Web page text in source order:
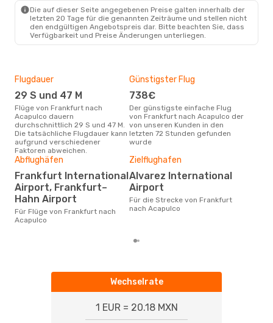
2 Zwischenstopps
FRA- ACA
Aeromexico
2 Zwischenstopps
ACA- FRA
Die auf dieser Seite angegebenen Preise galten innerhalb der
letzten 20 Tage für die genannten Zeiträume und stellen nicht
den endgültigen Angebotspreis dar. Bitte beachten Sie, dass
Verfügbarkeit und Preise Änderungen unterliegen.
Flugdauer
29 S und 47 M
Flüge von Frankfurt nach
Acapulco dauern
durchschnittlich 29 S und 47 M.
Die tatsächliche Flugdauer kann
aufgrund verschiedener
Faktoren abweichen.
Günstigster Flug
738€
Der günstigste einfache Flug
von Frankfurt nach Acapulco der
von unseren Kunden in den
letzten 72 Stunden gefunden
wurde
Abflughäfen
Frankfurt International
Airport, Frankfurt–
Hahn Airport
Für Flüge von Frankfurt nach
Acapulco
Zielflughafen
Alvarez International
Airport
Für die Strecke von Frankfurt
nach Acapulco
Wechselrate
1 EUR = 20.18 MXN